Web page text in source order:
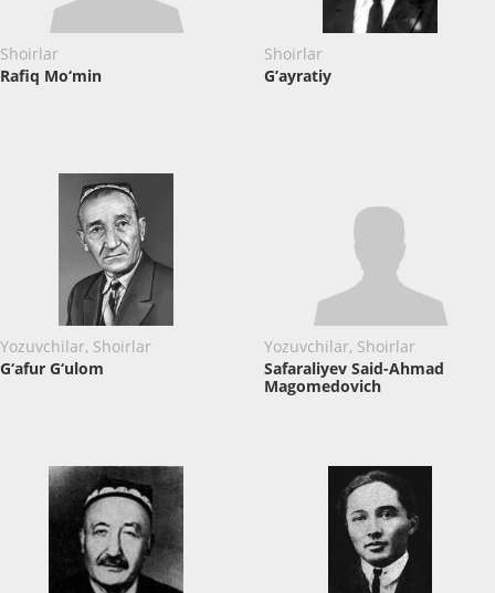
Shoirlar
Rafiq Mo‘min
Shoirlar
G’ayratiy
Yozuvchilar, Shoirlar
G‘afur G‘ulom
Yozuvchilar, Shoirlar
Safaraliyev Said-Ahmad
Magomedovich